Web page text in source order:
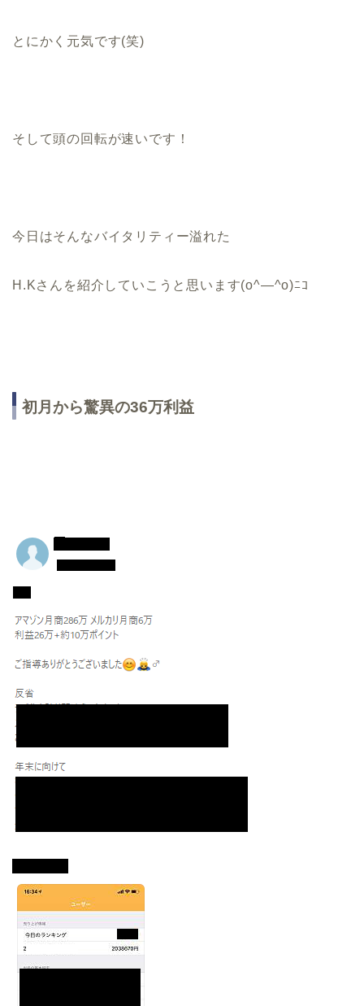
とにかく元気です(笑)
そして頭の回転が速いです！
今日はそんなバイタリティー溢れた
H.Kさんを紹介していこうと思います(o^―^o)ﾆｺ
初月から驚異の36万利益